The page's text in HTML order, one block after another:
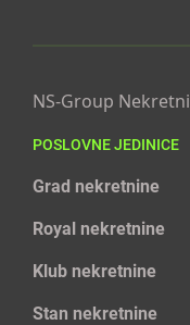
NS-Group
POSLOVNE JEDINICE
Grad nekretnine
Royal nekretnine
Klub nekretnine
Stan nekretnine